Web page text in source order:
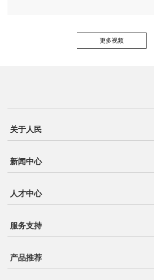
更多视频
关于人民
新闻中心
人才中心
服务支持
产品推荐